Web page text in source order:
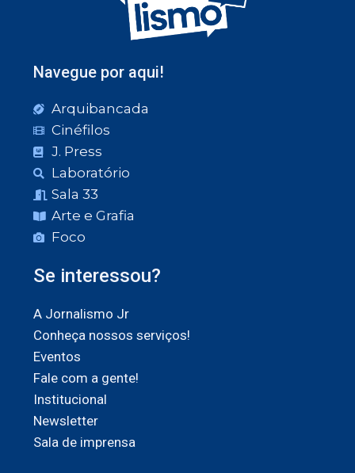
Navegue por aqui!
Arquibancada
Cinéfilos
J. Press
Laboratório
Sala 33
Arte e Grafia
Foco
Se interessou?
A Jornalismo Jr
Conheça nossos serviços!
Eventos
Fale com a gente!
Institucional
Newsletter
Sala de imprensa